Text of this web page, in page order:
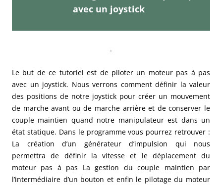
avec un joystick
.
Le but de ce tutoriel est de piloter un moteur pas à pas
avec un joystick. Nous verrons comment définir la valeur
des positions de notre joystick pour créer un mouvement
de marche avant ou de marche arrière et de conserver le
couple maintien quand notre manipulateur est dans un
état statique. Dans le programme vous pourrez retrouver :
La création d’un générateur d’impulsion qui nous
permettra de définir la vitesse et le déplacement du
moteur pas à pas La gestion du couple maintien par
l’intermédiaire d’un bouton et enfin le pilotage du moteur